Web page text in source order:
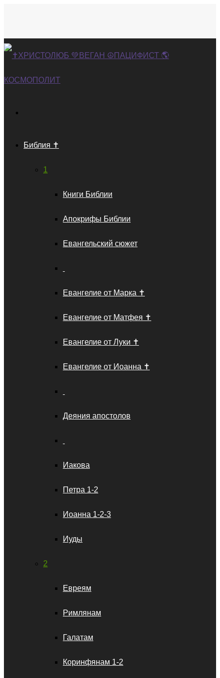
Библия ✝️
1
Книги Библии
Апокрифы Библии
Евангельский сюжет
Евангелие от Марка ✝️
Евангелие от Матфея ✝️
Евангелие от Луки ✝️
Евангелие от Иоанна ✝️
Деяния апостолов
Иакова
Петра 1-2
Иоанна 1-2-3
Иуды
2
Евреям
Римлянам
Галатам
Коринфянам 1-2